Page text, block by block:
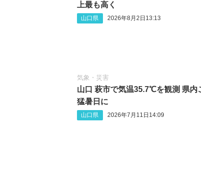
上最も高く
山口県 2026年8月2日13:13
気象・災害
山口 萩市で気温35.7℃を観測 県内
猛暑日に
山口県 2026年7月11日14:09